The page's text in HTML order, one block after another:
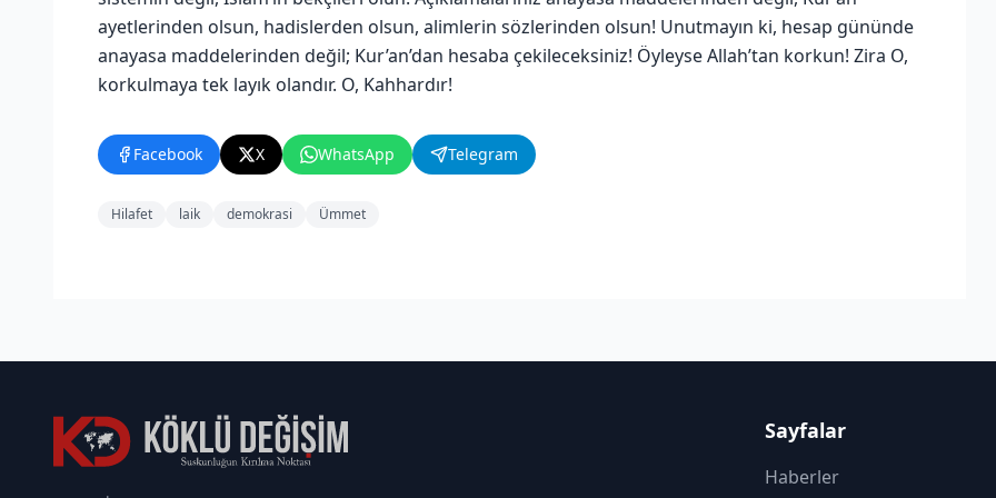
ayetlerinden olsun, hadislerden olsun, alimlerin sözlerinden olsun! Unutmayın ki, hesap gününde
anayasa maddelerinden değil; Kur’an’dan hesaba çekileceksiniz! Öyleyse Allah’tan korkun! Zira O,
korkulmaya tek layık olandır. O, Kahhardır!
Facebook X WhatsApp Telegram
Hilafet laik demokrasi Ümmet
Sayfalar
Haberler